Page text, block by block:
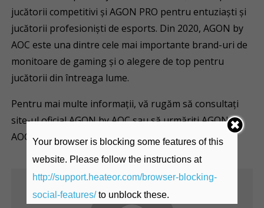
jucătorii competitivi și AGON PRO pentru entuziaști și
jucătorii profesioniști de esports. Din 2020, AGON by
AOC este una dintre cele mai importante brand-uri de
monitoare de gaming și o alegere de top pentru
jucătorii din întreaga lume.
Pentru mai multe informații, vă rugăm să consultați
site-ul oficial AGON by AOC sau să urmăriți AGON by
AOC peFacebook ,TwittersauInstagram
Your browser is blocking some features of this
website. Please follow the instructions at
http://support.heateor.com/browser-blocking-
social-features/to unblock these.